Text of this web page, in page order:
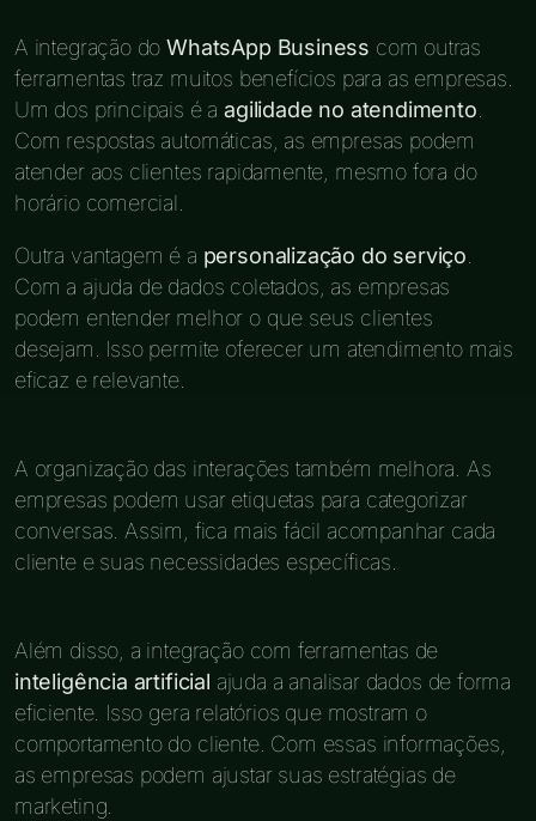
A integração doWhatsApp Business com outras
ferramentas traz muitos benefícios para as empresas.
Um dos principais é aagilidade no atendimento
Com respostas automáticas, as empresas podem
atender aos clientes rapidamente, mesmo fora do
horário comercial.
Outra vantagem é a personalização do serviço
Com a ajuda de dados coletados, as empresas
podem entender melhor o que seus clientes
desejam. Isso permite oferecer um atendimento mais
eficaz e relevante.
A organização das interações também melhora. As
empresas podem usar etiquetas para categorizar
conversas. Assim, fica mais fácil acompanhar cada
cliente e suas necessidades específicas.
Além disso, a integração com ferramentas de
inteligência artificial ajuda a analisar dados de forma
eficiente. Isso gera relatórios que mostram o
comportamento do cliente. Com essas informações,
as empresas podem ajustar suas estratégias de
marketing.